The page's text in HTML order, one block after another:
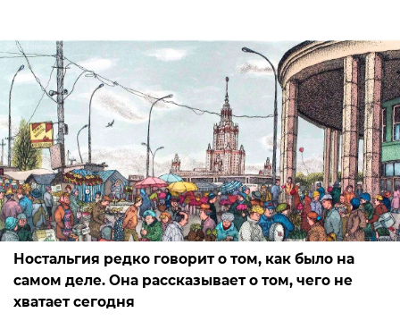
Ностальгия редко говорит о том, как было на
самом деле. Она рассказывает о том, чего не
хватает сегодня